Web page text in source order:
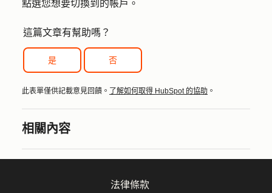
點選您想要切換到的帳戶 。
這篇文章有幫助嗎？
是 否
此表單僅供記載意見回饋。 了解如何取得 HubSpot 的協助 。
相關內容
法律條款